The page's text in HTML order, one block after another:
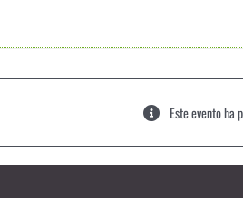
Este evento ha